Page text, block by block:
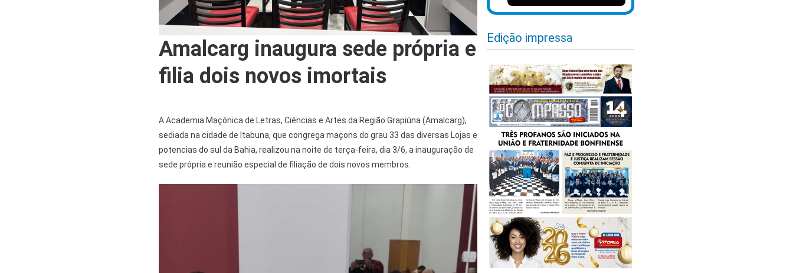
Amalcarg inaugura sede própria e
filia dois novos imortais
A Academia Maçônica de Letras, Ciências e Artes da Região Grapiúna (Amalcarg),
sediada na cidade de Itabuna, que congrega maçons do grau 33 das diversas Lojas e
potencias do sul da Bahia, realizou na noite de terça-feira, dia 3/6, a inauguração de
sede própria e reunião especial de filiação de dois novos membros.
Edição impressa